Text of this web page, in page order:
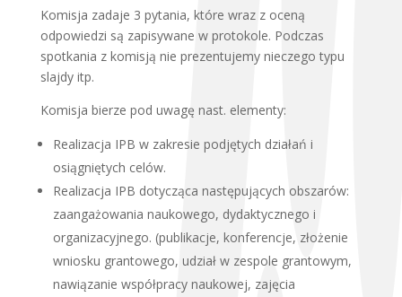
Komisja zadaje 3 pytania, które wraz z oceną
odpowiedzi są zapisywane w protokole. Podczas
spotkania z komisją nie prezentujemy nieczego typu
slajdy itp.
Komisja bierze pod uwagę nast. elementy:
Realizacja IPB w zakresie podjętych działań i
osiągniętych celów.
Realizacja IPB dotycząca następujących obszarów:
zaangażowania naukowego, dydaktycznego i
organizacyjnego. (publikacje, konferencje, złożenie
wniosku grantowego, udział w zespole grantowym,
nawiązanie współpracy naukowej, zajęcia